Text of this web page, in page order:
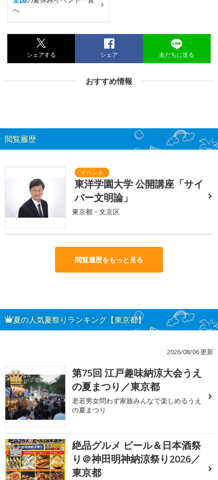
へ
シェアする シェア 友だちに送る
おすすめ情報
閲覧履歴
東洋学園大学 公開講座「サイ
バー文明論」
東京都・文京区
閲覧履歴をもっと見る
夏の人気夏祭りランキング【東京都】
2026/08/06 更新
1
第75回 江戸趣味納涼大会うえ
の夏まつり／東京都
老若男女問わず家族みんなで楽しめるうえ
の夏まつり
2
絶品グルメ ビール＆日本酒祭
り＠神田明神納涼祭り2026／
東京都